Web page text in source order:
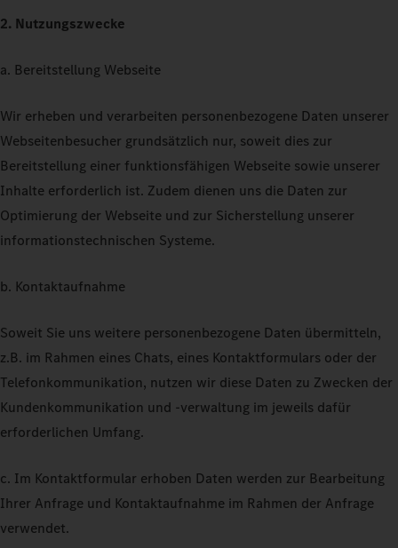
2. Nutzungszwecke
a. Bereitstellung Webseite
Wir erheben und verarbeiten personenbezogene Daten unserer
Webseitenbesucher grundsätzlich nur, soweit dies zur
Bereitstellung einer funktionsfähigen Webseite sowie unserer
Inhalte erforderlich ist. Zudem dienen uns die Daten zur
Optimierung der Webseite und zur Sicherstellung unserer
informationstechnischen Systeme.
b. Kontaktaufnahme
Soweit Sie uns weitere personenbezogene Daten übermitteln,
z.B. im Rahmen eines Chats, eines Kontaktformulars oder der
Telefonkommunikation, nutzen wir diese Daten zu Zwecken der
Kundenkommunikation und -verwaltung im jeweils dafür
erforderlichen Umfang.
c. Im Kontaktformular erhoben Daten werden zur Bearbeitung
Ihrer Anfrage und Kontaktaufnahme im Rahmen der Anfrage
verwendet.